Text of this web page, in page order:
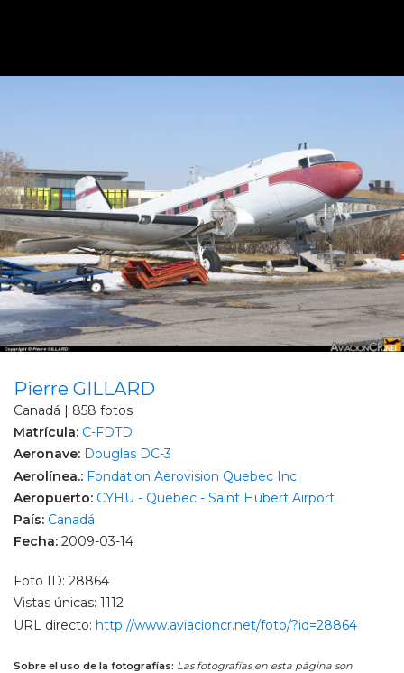
Pierre GILLARD
Canadá | 858 fotos
Matrícula: C-FDTD
Aeronave: Douglas DC-3
Aerolínea.: Fondation Aerovision Quebec Inc.
Aeropuerto: CYHU - Quebec - Saint Hubert Airport
País: Canadá
Fecha: 2009-03-14
Foto ID: 28864
Vistas únicas: 1112
URL directo: http://www.aviacioncr.net/foto/?id=28864
Sobre el uso de la fotografías: Las fotografías en esta página son